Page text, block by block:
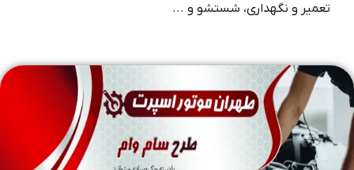
تعمیر و نگهداری، شستشو و ...